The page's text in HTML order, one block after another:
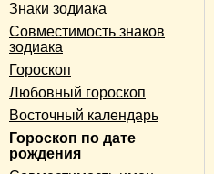
Знаки зодиака
Совместимость знаков
зодиака
Гороскоп
Любовный гороскоп
Восточный календарь
Гороскоп по дате
рождения